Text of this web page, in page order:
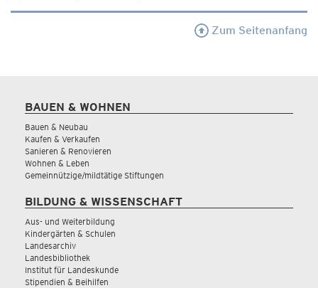
Zum Seitenanfang
BAUEN & WOHNEN
Bauen & Neubau
Kaufen & Verkaufen
Sanieren & Renovieren
Wohnen & Leben
Gemeinnützige/mildtätige Stiftungen
BILDUNG & WISSENSCHAFT
Aus- und Weiterbildung
Kindergärten & Schulen
Landesarchiv
Landesbibliothek
Institut für Landeskunde
Stipendien & Beihilfen